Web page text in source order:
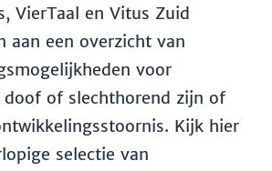
VierTaal en Vitus Zuid
aan een overzicht van
voor
doof of slechthorend zijn of
Kijk hier
selectie van